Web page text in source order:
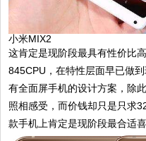
小米MIX2
这肯定是现阶段最具有性价比
845CPU，在特性层面早已做
有全面屏手机的设计方案，除
照相感受，而价钱却只是只求
款手机上肯定是现阶段最合适